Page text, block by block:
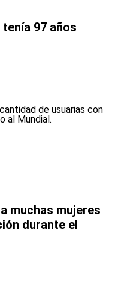
97 años
muchas mujeres
durante el